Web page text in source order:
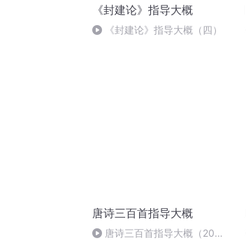
《封建论》指导大概
《封建论》指导大概（四）
唐诗三百首指导大概
唐诗三百首指导大概（20）